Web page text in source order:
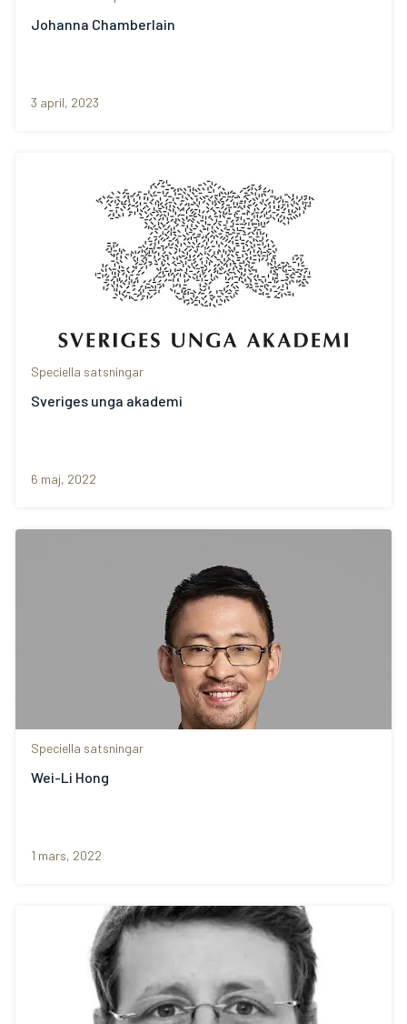
Johanna Chamberlain
3 april, 2023
Speciella satsningar
Sveriges unga akademi
6 maj, 2022
Speciella satsningar
Wei-Li Hong
1 mars, 2022